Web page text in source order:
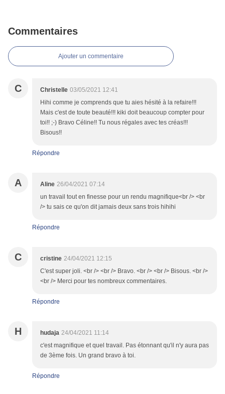
Commentaires
Ajouter un commentaire
C Christelle 03/05/2021 12:41
Hihi comme je comprends que tu aies hésité à la refaire!!!
Mais c'est de toute beauté!!! kiki doit beaucoup compter pour
toi!! ;-) Bravo Céline!! Tu nous régales avec tes créas!!!
Bisous!!
Répondre
A Aline 26/04/2021 07:14
un travail tout en finesse pour un rendu magnifique<br /> <br
/> tu sais ce qu'on dit jamais deux sans trois hihihi
Répondre
C cristine 24/04/2021 12:15
C'est super joli. <br /> <br /> Bravo. <br /> <br /> Bisous. <br />
<br /> Merci pour tes nombreux commentaires.
Répondre
H hudaja 24/04/2021 11:14
c'est magnifique et quel travail. Pas étonnant qu'il n'y aura pas
de 3ème fois. Un grand bravo à toi.
Répondre